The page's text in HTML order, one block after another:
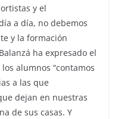
y el
a día, no debemos
y la formación
ha expresado el
alumnos “contamos
a las que
dejan en nuestras
de sus casas. Y